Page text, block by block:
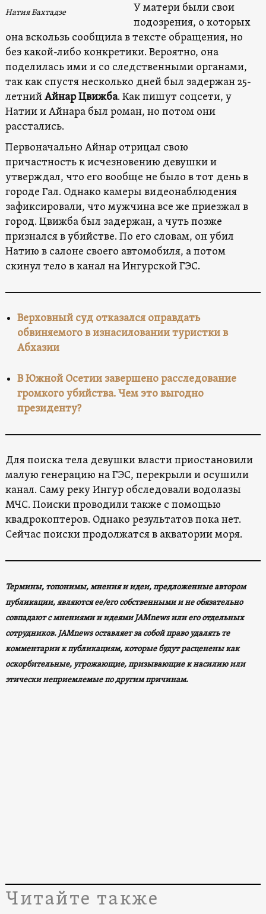
Натия Бахтадзе
У матери были свои
подозрения, о которых
она вскользь сообщила в тексте обращения, но
без какой-либо конкретики. Вероятно, она
поделилась ими и со следственными органами,
так как спустя несколько дней был задержан 25-
летнийАйнар Цвижба. Как пишут соцсети, у
Натии и Айнара был роман, но потом они
расстались.
Первоначально Айнар отрицал свою
причастность к исчезновению девушки и
утверждал, что его вообще не было в тот день в
городе Гал. Однако камеры видеонаблюдения
зафиксировали, что мужчина все же приезжал в
город. Цвижба был задержан, а чуть позже
признался в убийстве. По его словам, он убил
Натию в салоне своего автомобиля, а потом
скинул тело в канал на Ингурской ГЭС.
Верховный суд отказался оправдать
обвиняемого в изнасиловании туристки в
Абхазии
В Южной Осетии завершено расследование
громкого убийства. Чем это выгодно
президенту?
Для поиска тела девушки власти приостановили
малую генерацию на ГЭС, перекрыли и осушили
канал. Саму реку Ингур обследовали водолазы
МЧС. Поиски проводили также с помощью
квадрокоптеров. Однако результатов пока нет.
Сейчас поиски продолжатся в акватории моря.
Термины, топонимы, мнения и идеи, предложенные автором
публикации, являются ее/его собственными и не обязательно
совпадают с мнениями и идеями JAMnews или его отдельных
сотрудников. JAMnews оставляет за собой право удалять те
комментарии к публикациям, которые будут расценены как
оскорбительные, угрожающие, призывающие к насилию или
этически неприемлемые по другим причинам.
Читайте также